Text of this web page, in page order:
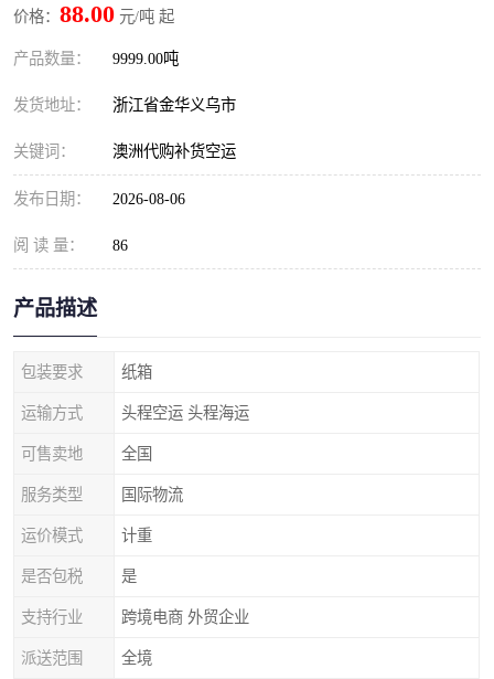
价格： 88.00 元/吨 起
产品数量： 9999.00吨
发货地址： 浙江省金华义乌市
关键词： 澳洲代购补货空运
发布日期： 2026-08-06
阅 读 量： 86
产品描述
包装要求 纸箱
运输方式 头程空运 头程海运
可售卖地 全国
服务类型 国际物流
运价模式 计重
是否包税 是
支持行业 跨境电商 外贸企业
派送范围 全境